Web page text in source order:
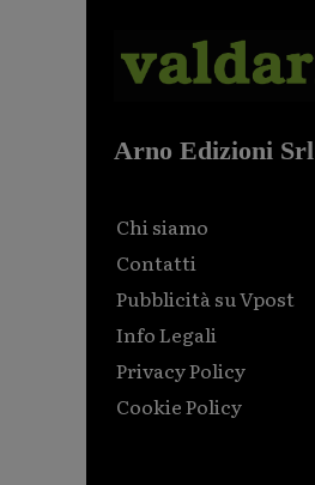
Arno Edizioni Srl
Chi siamo
Contatti
Pubblicità su Vpost
Info Legali
Privacy Policy
Cookie Policy